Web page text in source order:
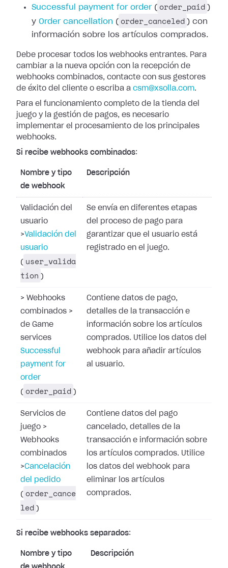
Successful
payment for order( order_paid )
y Order cancellation ( order_canceled ) con
información sobre los artículos comprados.
Debe procesar todos los webhooks entrantes. Para
cambiar a la nueva opción con la recepción de
webhooks combinados, contacte con sus gestores
de éxito del cliente o escriba a csm@xsolla.com.
Para el funcionamiento completo de la tienda del
juego y la gestión de pagos, es necesario
implementar el procesamiento de los principales
webhooks.
Si recibe webhooks combinados:
Nombre y tipo
de webhook
Descripción
Validación del
usuario
>Validación del
usuario
( user_valida
tion )
Se envía en diferentes etapas
del proceso de pago para
garantizar que el usuario está
registrado en el juego.
> Webhooks
combinados >
de Game
services
Successful
payment for
order
( order_paid )
Contiene datos de pago,
detalles de la transacción e
información sobre los artículos
comprados. Utilice los datos del
webhook para añadir artículos
al usuario.
Servicios de
juego >
Webhooks
combinados
>Cancelación
del pedido
( order_cance
led )
Contiene datos del pago
cancelado, detalles de la
transacción e información sobre
los artículos comprados. Utilice
los datos del webhook para
eliminar los artículos
comprados.
Si recibe webhooks separados:
Nombre y tipo
Descripción